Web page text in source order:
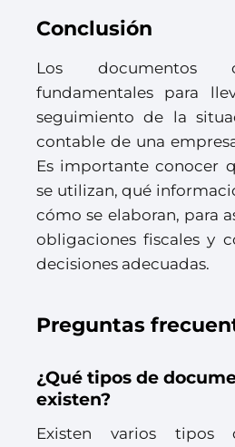
Conclusión
Los documentos
fundamentales para
seguimiento de la
contable de una
Es importante conocer
se utilizan, qué
cómo se elaboran, para
obligaciones fiscales y
decisiones adecuadas.
Preguntas
¿Qué tipos de
existen?
Existen varios tipos